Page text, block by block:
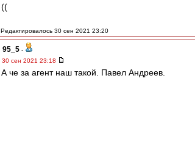
((
Редактировалось 30 сен 2021 23:20
95_5 -
30 сен 2021 23:18
А че за агент наш такой. Павел Андреев.